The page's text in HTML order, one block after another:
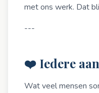
met ons werk. Dat
---
❤️ Iedere
Wat veel mensen